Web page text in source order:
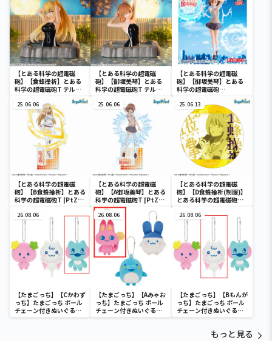
【とある科学の超電磁
砲】【食蜂操祈】とある
科学の超電磁砲T テルマ
エ・湯～とぴあ ‐食蜂操
祈‐
【とある科学の超電磁
砲】【御坂美琴】とある
科学の超電磁砲T テルマ
エ・湯～とぴあ ‐御坂美
琴‐
【とある科学の超電磁
砲】【御坂美琴】とある
科学の超電磁砲
Electromaster-御坂美
25.06.06
【とある科学の超電磁
砲】【B食蜂操祈】とある
科学の超電磁砲T [PtZ]
25.06.06
【とある科学の超電磁
砲】【A御坂美琴】とある
科学の超電磁砲T [PtZ]
アクリルジオラマ
25.06.13
【とある科学の超電磁
砲】【D食蜂操祈(制服)】
とある科学の超電磁砲T
26.08.06
【たまごっち】【Cかわず
っち】たまごっち ボール
チェーン付きぬいぐるみ
～Tamagotchi
26.08.06
【たまごっち】【Aみゃお
っち】たまごっち ボール
チェーン付きぬいぐるみ
～Tamagotchi
26.08.06
【たまごっち】【Bもんが
っち】たまごっち ボール
チェーン付きぬいぐるみ
～Tamagotchi
もっと見る